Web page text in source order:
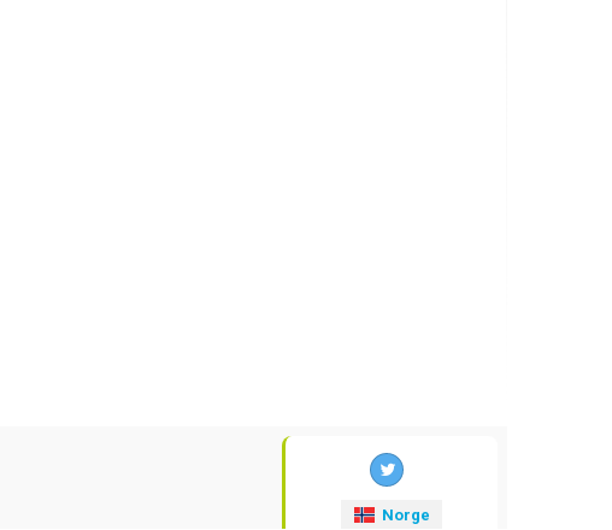
Norge